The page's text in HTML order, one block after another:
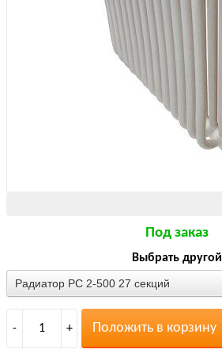
Под заказ
Выбрать другой
Радиатор РС 2-500 27 секций
- 1 + Положить в корзину